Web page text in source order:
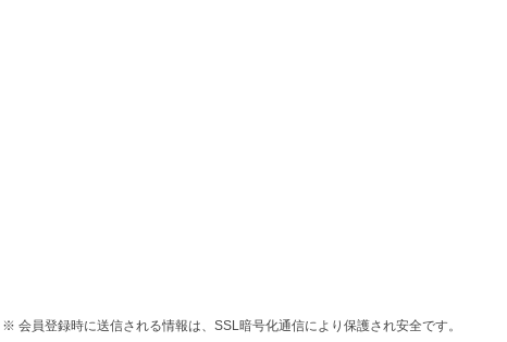
会員登録時に送信される情報は、SSL暗号化通信により保護され安全です。